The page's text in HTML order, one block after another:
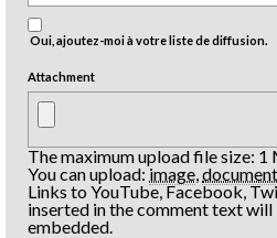
Oui, ajoutez-moi à votre liste de diffusion.
Attachment
The maximum upload file size: 1
You can upload:image document
Links to YouTube, Facebook,
inserted in the comment text
embedded.